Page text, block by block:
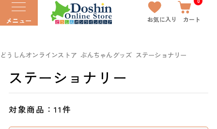
メニュー お気に入り カート
どうしんオンラインストア ぶんちゃんグッズ ステーショナリー
ステーショナリー
対象商品：11件